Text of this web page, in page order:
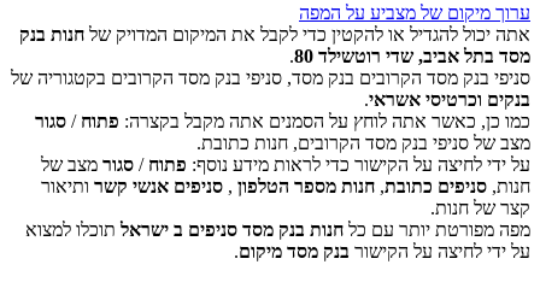
‏דף זה לא יכול לטעון את מפות Google כראוי.
האם האתר הזה בבעלותך? אישור
ערוך מיקום של מצביע על המפה
אתה יכול להגדיל או להקטין כדי לקבל את המיקום המדויק של חנות בנק
מסד בתל אביב, שדי רוטשילד 80
.
סניפי בנק מסד הקרובים בנק מסד, סניפי בנק מסד הקרובים בקטגוריה של
בנקים וכרטיסי אשראי.
כמו כן, כאשר אתה לוחץ על הסמנים אתה מקבל בקצרה: פתוח / סגור
מצב של סניפי בנק מסד הקרובים, חנות כתובת.
על ידי לחיצה על הקישור כדי לראות מידע נוסף: פתוח / סגור מצב של
חנות, סניפים כתובת, חנות מספר הטלפון , סניפים אנשי קשר ותיאור
קצר של חנות.
מפה מפורטת יותר עם כל חנות בנק מסד סניפים ב ישראל תוכלו למצוא
על ידי לחיצה על הקישור בנק מסד מיקום.